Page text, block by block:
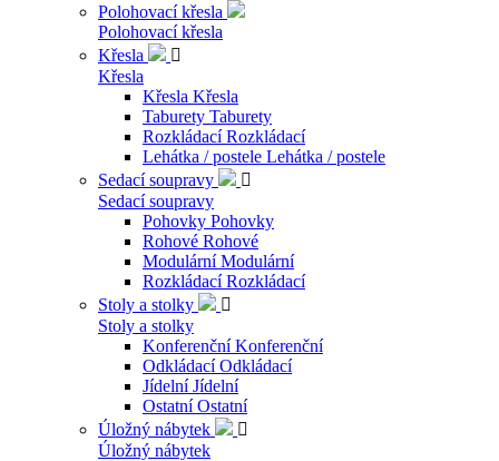
Polohovací křesla
Polohovací křesla
Křesla

Křesla
Křesla Křesla
Taburety Taburety
Rozkládací Rozkládací
Lehátka / postele Lehátka / postele
Sedací soupravy

Sedací soupravy
Pohovky Pohovky
Rohové Rohové
Modulární Modulární
Rozkládací Rozkládací
Stoly a stolky

Stoly a stolky
Konferenční Konferenční
Odkládací Odkládací
Jídelní Jídelní
Ostatní Ostatní
Úložný nábytek

Úložný nábytek